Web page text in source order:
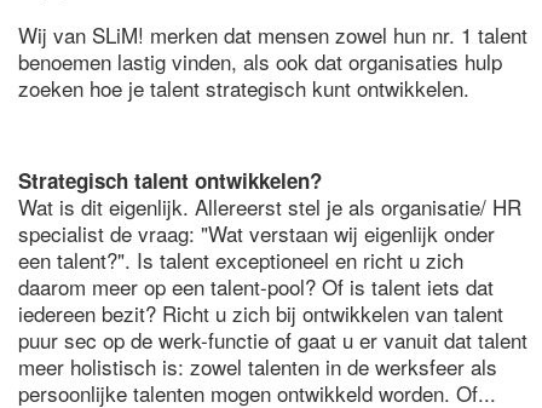
Wij van SLiM! merken dat mensen zowel hun nr. 1 talent
benoemen lastig vinden, als ook dat organisaties hulp
zoeken hoe je talent strategisch kunt ontwikkelen.
Strategisch talent ontwikkelen?
Wat is dit eigenlijk. Allereerst stel je als organisatie/ HR
specialist de vraag: "Wat verstaan wij eigenlijk onder
een talent?". Is talent exceptioneel en richt u zich
daarom meer op een talent-pool? Of is talent iets dat
iedereen bezit? Richt u zich bij ontwikkelen van talent
puur sec op de werk-functie of gaat u er vanuit dat talent
meer holistisch is: zowel talenten in de werksfeer als
persoonlijke talenten mogen ontwikkeld worden. Of...